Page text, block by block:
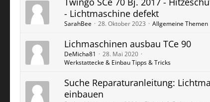
- Lichtmaschine defekt
SarahBee 28. Oktober 2023 Allgemeine Themen
Lichmaschinen ausbau TCe 90
DeMicha81
28. Mai 2020
Werkstattecke & Einbau Tipps & Tricks
Suche Reparaturanleitung:
einbauen